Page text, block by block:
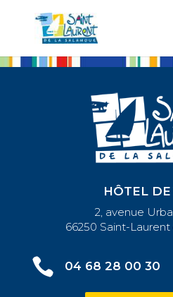
HÔTEL
2, avenue
66250 Saint-
 04 68 28 00 30